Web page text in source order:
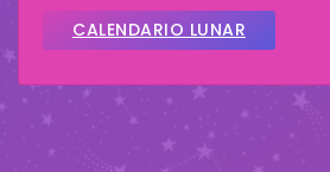
CALENDARIO LUNAR